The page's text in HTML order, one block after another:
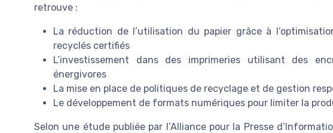
retrouve :
La réduction de l’utilisation du papier grâce à
recyclés certifiés
L’investissement dans des imprimeries utilisant des
énergivores
La mise en place de politiques de recyclage et de gestion
Le développement de formats numériques pour limiter la
Selon une étude publiée par l’Alliance pour la Presse